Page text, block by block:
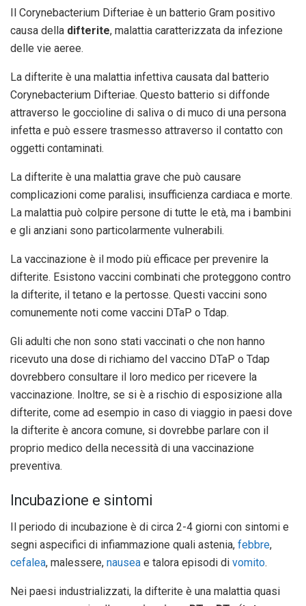
Il Corynebacterium Difteriae è un batterio Gram positivo
causa della difterite, malattia caratterizzata da infezione
delle vie aeree.
La difterite è una malattia infettiva causata dal batterio
Corynebacterium Difteriae. Questo batterio si diffonde
attraverso le goccioline di saliva o di muco di una persona
infetta e può essere trasmesso attraverso il contatto con
oggetti contaminati.
La difterite è una malattia grave che può causare
complicazioni come paralisi, insufficienza cardiaca e morte.
La malattia può colpire persone di tutte le età, ma i bambini
e gli anziani sono particolarmente vulnerabili.
La vaccinazione è il modo più efficace per prevenire la
difterite. Esistono vaccini combinati che proteggono contro
la difterite, il tetano e la pertosse. Questi vaccini sono
comunemente noti come vaccini DTaP o Tdap.
Gli adulti che non sono stati vaccinati o che non hanno
ricevuto una dose di richiamo del vaccino DTaP o Tdap
dovrebbero consultare il loro medico per ricevere la
vaccinazione. Inoltre, se si è a rischio di esposizione alla
difterite, come ad esempio in caso di viaggio in paesi dove
la difterite è ancora comune, si dovrebbe parlare con il
proprio medico della necessità di una vaccinazione
preventiva.
Incubazione e sintomi
Il periodo di incubazione è di circa 2-4 giorni con sintomi e
segni aspecifici di infiammazione quali astenia, febbre,
cefalea, malessere, nausea e talora episodi di vomito.
Nei paesi industrializzati, la difterite è una malattia quasi